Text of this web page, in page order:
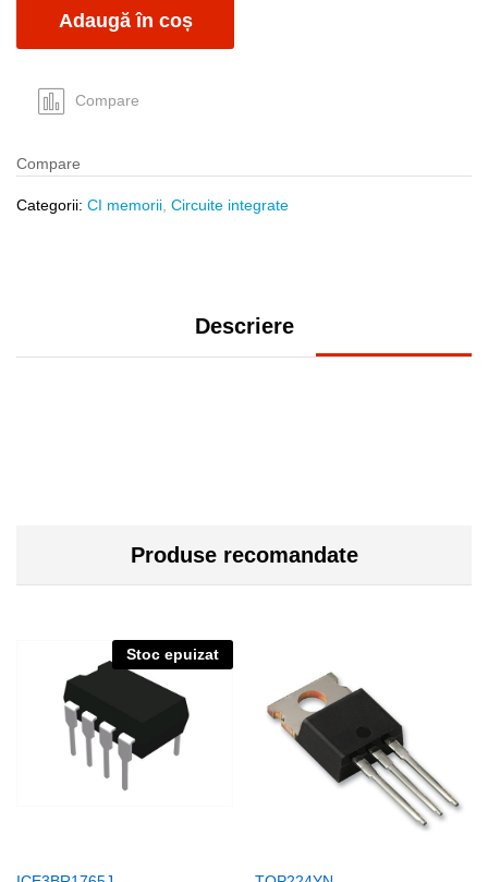
Adaugă în coș
Compare
Compare
Categorii: CI memorii Circuite integrate
Descriere
Produse recomandate
Stoc epuizat